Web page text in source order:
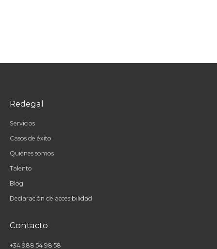
Redegal
Servicios
Casos de éxito
Quiénes somos
Talento
Blog
Declaración de accesibilidad
Contacto
+34 988 54 98 58